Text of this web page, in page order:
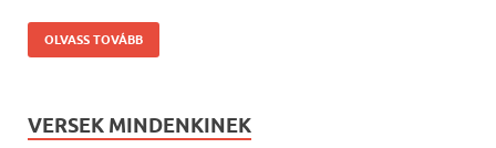
OLVASS TOVÁBB
VERSEK MINDENKINEK